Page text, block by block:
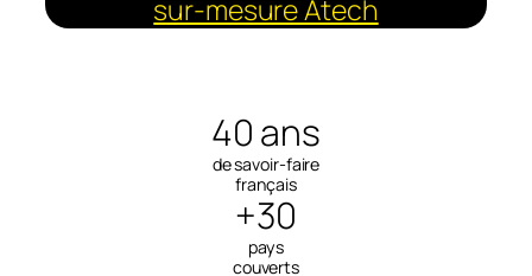
sur-mesure Atech
40 ans
de savoir-faire
français
+30
pays
couverts